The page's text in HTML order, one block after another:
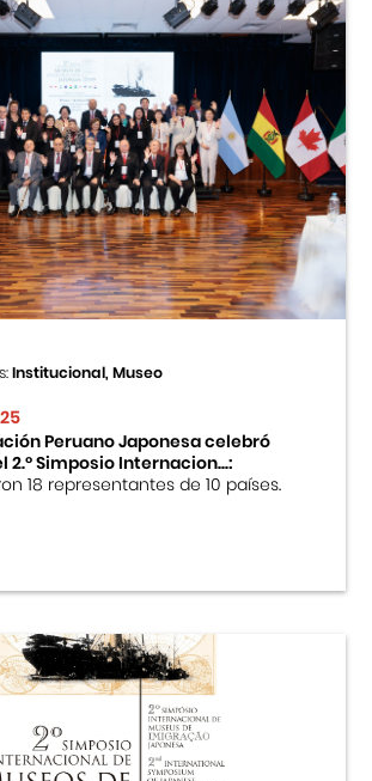
Institucional, Museo
Peruano Japonesa celebró
2.º Simposio Internacion...:
18 representantes de 10 países.